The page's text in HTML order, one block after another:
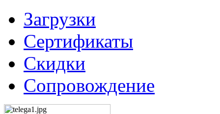
Загрузки
Сертификаты
Скидки
Сопровождение